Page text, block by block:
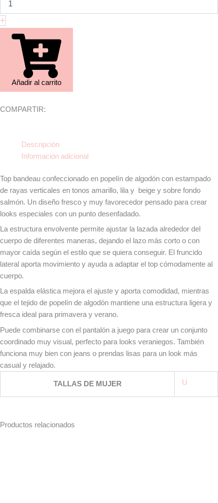
+
Añadir al carrito
COMPARTIR:
Descripción
Información adicional
Top bandeau confeccionado en popelín de algodón con estampado
de rayas verticales en tonos amarillo, lila y beige y sobre fondo
salmón. Un diseño fresco y muy favorecedor pensado para crear
looks especiales con un punto desenfadado.
La estructura envolvente permite ajustar la lazada alrededor del
cuerpo de diferentes maneras, dejando el lazo más corto o con
mayor caída según el estilo que se quiera conseguir. El fruncido
lateral aporta movimiento y ayuda a adaptar el top cómodamente al
cuerpo.
La espalda elástica mejora el ajuste y aporta comodidad, mientras
que el tejido de popelín de algodón mantiene una estructura ligera y
fresca ideal para primavera y verano.
Puede combinarse con el pantalón a juego para crear un conjunto
coordinado muy visual, perfecto para looks veraniegos. También
funciona muy bien con jeans o prendas lisas para un look más
casual y relajado.
TALLAS DE MUJER U
Productos relacionados